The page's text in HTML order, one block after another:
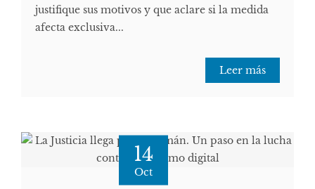
justifique sus motivos y que aclare si la medida
afecta exclusiva...
Leer más
14
Oct